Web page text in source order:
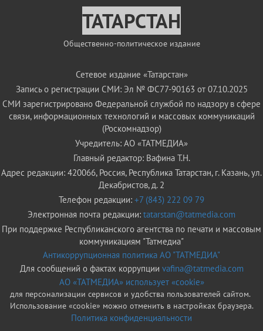
ТАТАРСТАН
Общественно-политическое издание
Сетевое издание «Татарстан»
Запись о регистрации СМИ: Эл № ФС77-90163 от 07.10.2025
СМИ зарегистрировано Федеральной службой по надзору в сфере
связи, информационных технологий и массовых коммуникаций
(Роскомнадзор)
Учредитель: АО «ТАТМЕДИА»
Главный редактор: Вафина Т.Н.
Адрес редакции: 420066, Россия, Республика Татарстан, г. Казань, ул.
Декабристов, д. 2
Телефон редакции: +7 (843) 222 09 79
Электронная почта редакции: tatarstan@tatmedia.com
При поддержке Республиканского агентства по печати и массовым
коммуникациям "Татмедиа"
Антикоррупционная политика АО "ТАТМЕДИА"
Для сообщений о фактах коррупции vafina@tatmedia.com
АО «ТАТМЕДИА» использует «cookie»
для персонализации сервисов и удобства пользователей сайтом.
Использование «cookie» можно отменить в настройках браузера.
Политика конфиденциальности